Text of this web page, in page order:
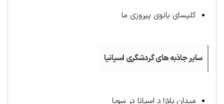
کلیسای بانوی پیروزی ما
سایر جاذبه های گردشگری اسپانیا
میدان پلازا د اسپانا در سویا